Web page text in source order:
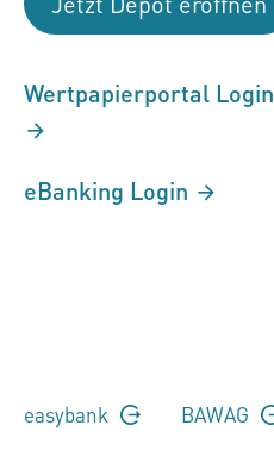
Wertpapierportal Login
eBanking Login
easybank BAWAG